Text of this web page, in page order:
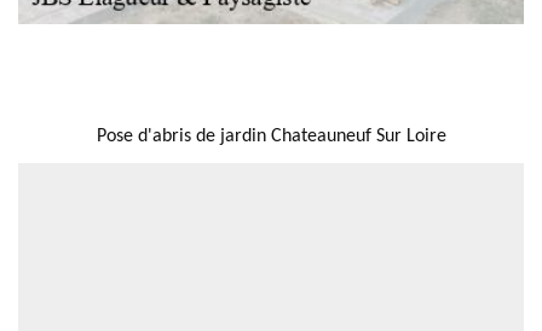
Pose d'abris de jardin Chateauneuf Sur Loire